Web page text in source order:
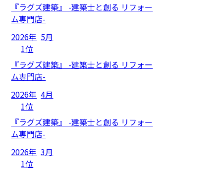
『ラグズ建築』 -建築士と創る リフォー
ム専門店-
2026年 5月
1位
『ラグズ建築』 -建築士と創る リフォー
ム専門店-
2026年 4月
1位
『ラグズ建築』 -建築士と創る リフォー
ム専門店-
2026年 3月
1位